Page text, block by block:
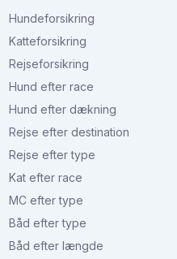
Hundeforsikring
Katteforsikring
Rejseforsikring
Hund efter race
Hund efter dækning
Rejse efter destination
Rejse efter type
Kat efter race
MC efter type
Båd efter type
Båd efter længde